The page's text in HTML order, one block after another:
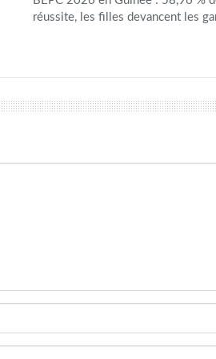
réussite, les filles devancent les